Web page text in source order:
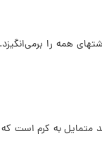
همه را
رنگ دانه‌ها سفید متمایل